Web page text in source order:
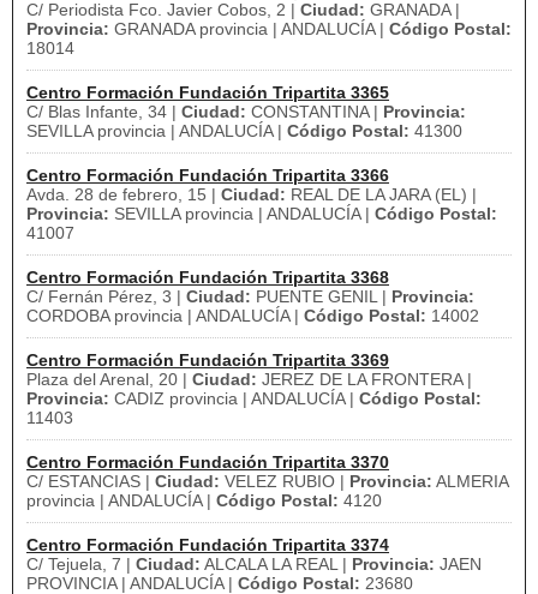
C/ Periodista Fco. Javier Cobos, 2 | Ciudad: GRANADA |
Provincia: GRANADA provincia | ANDALUCÍA | Código Postal:
18014
Centro Formación Fundación Tripartita 3365
C/ Blas Infante, 34 | Ciudad: CONSTANTINA | Provincia:
SEVILLA provincia | ANDALUCÍA | Código Postal: 41300
Centro Formación Fundación Tripartita 3366
Avda. 28 de febrero, 15 | Ciudad: REAL DE LA JARA (EL) |
Provincia: SEVILLA provincia | ANDALUCÍA | Código Postal:
41007
Centro Formación Fundación Tripartita 3368
C/ Fernán Pérez, 3 | Ciudad: PUENTE GENIL | Provincia:
CORDOBA provincia | ANDALUCÍA | Código Postal: 14002
Centro Formación Fundación Tripartita 3369
Plaza del Arenal, 20 | Ciudad: JEREZ DE LA FRONTERA |
Provincia: CADIZ provincia | ANDALUCÍA | Código Postal:
11403
Centro Formación Fundación Tripartita 3370
C/ ESTANCIAS | Ciudad: VELEZ RUBIO | Provincia: ALMERIA
provincia | ANDALUCÍA | Código Postal: 4120
Centro Formación Fundación Tripartita 3374
C/ Tejuela, 7 | Ciudad: ALCALA LA REAL | Provincia: JAEN
PROVINCIA | ANDALUCÍA | Código Postal: 23680